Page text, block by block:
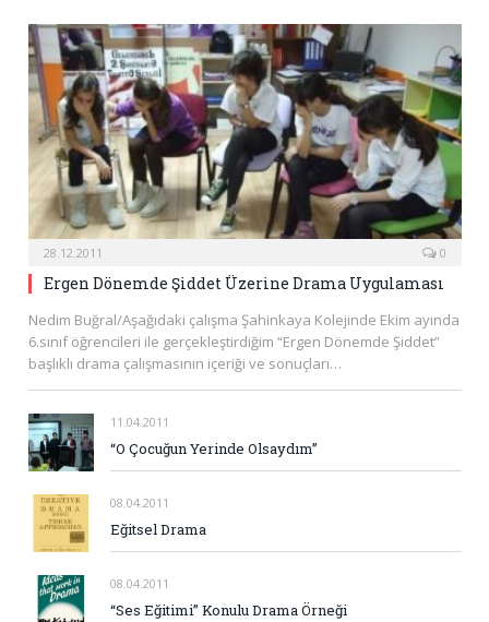
28.12.2011 0
Ergen Dönemde Şiddet Üzerine Drama Uygulaması
Nedim Buğral/Aşağıdaki çalışma Şahinkaya Kolejinde Ekim ayında
6.sınıf öğrencileri ile gerçekleştirdiğim “Ergen Dönemde Şiddet”
başlıklı drama çalışmasının içeriği ve sonuçları…
11.04.2011
“O Çocuğun Yerinde Olsaydım”
08.04.2011
Eğitsel Drama
08.04.2011
“Ses Eğitimi” Konulu Drama Örneği